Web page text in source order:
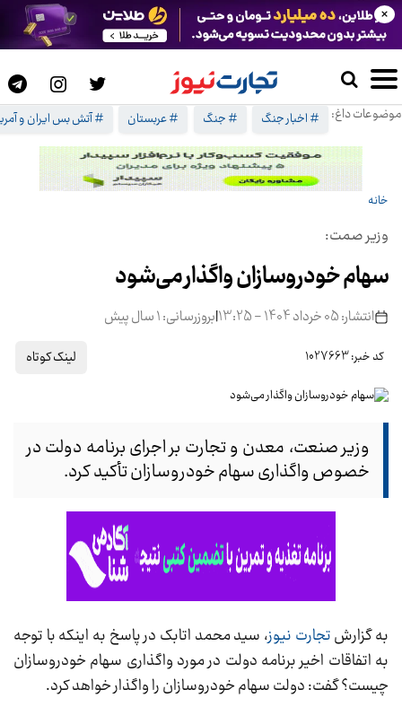
موضوعات داغ: # اخبار جنگ # جنگ # عربستان # آتش بس ایران و
×
خانه
وزیر صمت:
سهام خودروسازان واگذار می‌شود
انتشار: 05 خرداد 1404 - 13:25 |بروزرسانی: 1 سال پیش
کد خبر: 1027663 لینک کوتاه
وزیر صنعت، معدن و تجارت بر اجرای برنامه دولت در
خصوص واگذاری سهام خودروسازان تأکید کرد.
به گزارشتجارت نیوز، سید محمد اتابک در پاسخ به اینکه با توجه
به اتفاقات اخیر برنامه دولت در مورد واگذاری سهام خودروسازان
چیست؟ گفت: دولت سهام خودروسازان را واگذار خواهد کرد.